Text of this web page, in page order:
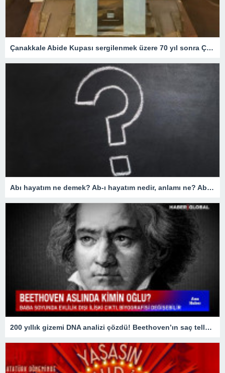
Çanakkale Abide Kupası sergilenmek üzere 70 yıl sonra Çanakkale’ye geliyor
Abı hayatım ne demek? Ab-ı hayatım nedir, anlamı ne? Abı hayatım kime denir? Yüz Yıllık Mucize Abı hayatım anlamı!
200 yıllık gizemi DNA analizi çözdü! Beethoven’ın saç telleri ölümüne yol açan hastalığı aydınlattı